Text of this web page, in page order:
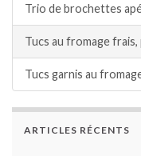
Trio de brochettes
Tucs au fromage
Tucs garnis au
ARTICLES RÉCENTS